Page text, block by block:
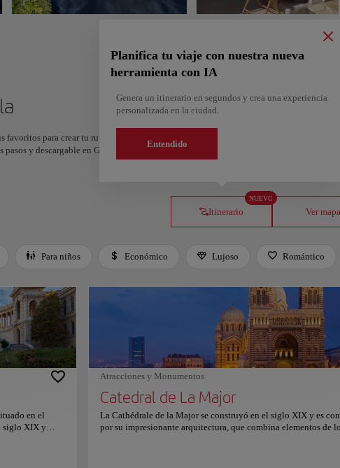
favoritos para crear tu ruta y compartirla. ¿Quieres más ideas? Obtén un itinerario
y descargable en Google Maps.
Itinerario
NUEVO
Planifica tu viaje con nuestra nueva
herramienta con IA
Genera un itinerario en segundos y crea una experiencia
personalizada en la ciudad.
Entendido
Ver mapa
Para niños Económico Lujoso Romántico
en el
siglo XIX y
Atracciones y Monumentos
Catedral de La Major
La Cathédrale de la Major se construyó en el siglo XIX y es
por su impresionante arquitectura, que combina elementos de